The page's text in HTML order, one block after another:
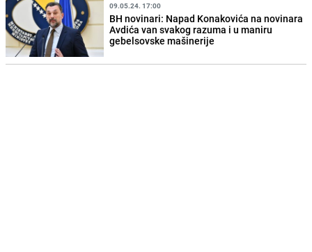
09.05.24. 17:00
BH novinari: Napad Konakovića na novinara
Avdića van svakog razuma i u maniru
gebelsovske mašinerije